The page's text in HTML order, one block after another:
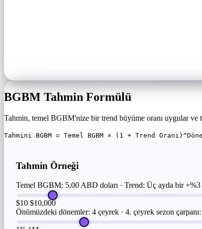
BGBM Tahmin Formülü
Tahmin, temel BGBM'nize bir trend büyüme oranı uygular ve
Tahmini BGBM = Temel BGBM × (1 + Trend
Tahmin Örneği
Temel BGBM: 5,00 ABD doları · Trend: Üç ayda bir +%3
$10 $10,000
Önümüzdeki dönemler: 4 çeyrek · 4. çeyrek sezon